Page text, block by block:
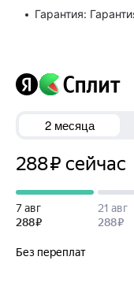
Гарантия: